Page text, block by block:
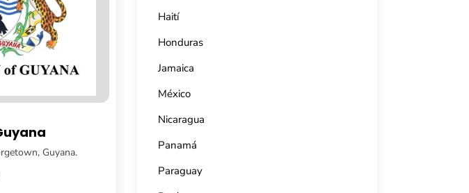
Escuela Nacional de Música
71-72 Main Street, Georgetown, Guyana.
Haití
Honduras
Jamaica
México
Nicaragua
Panamá
Paraguay